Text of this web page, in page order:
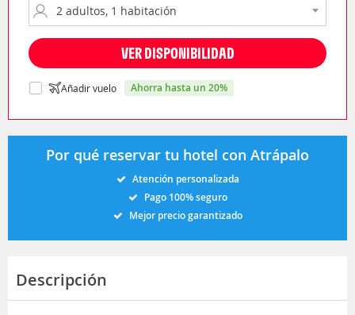
VER DISPONIBILIDAD
Añadir vuelo ahorra hasta un 20%
Por qué reservar tu hotel con Atrápalo
Atención personalizada
Pago 100% seguro
Mejor precio garantizado
Descripción